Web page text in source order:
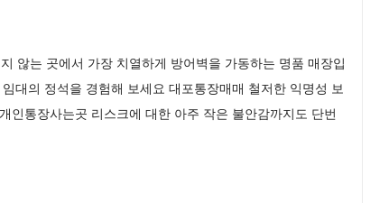
않는 곳에서 가장 치열하게 방어벽을 가동하는 명품 매장입
대의 정석을 경험해 보세요 대포통장매매 철저한 익명성 보
인통장사는곳 리스크에 대한 아주 작은 불안감까지도 단번